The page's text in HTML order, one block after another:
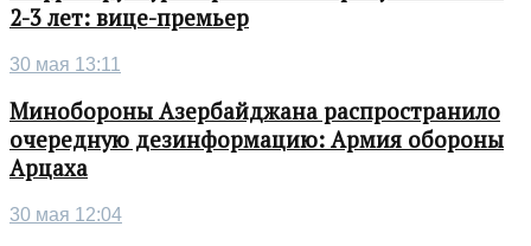
2-3 лет: вице-премьер
30 мая 13:11
Минобороны Азербайджана распространило
очередную дезинформацию: Армия обороны
Арцаха
30 мая 12:04